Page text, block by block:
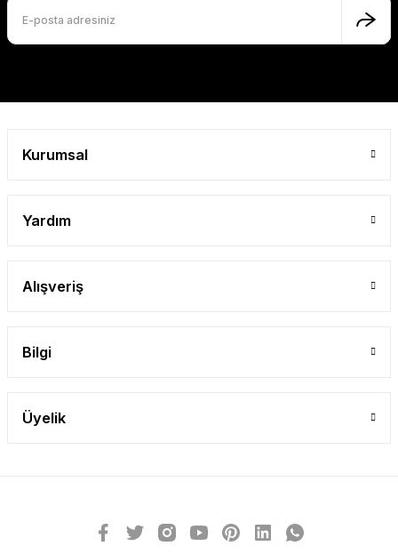
Kurumsal
Yardım
Alışveriş
Bilgi
Üyelik